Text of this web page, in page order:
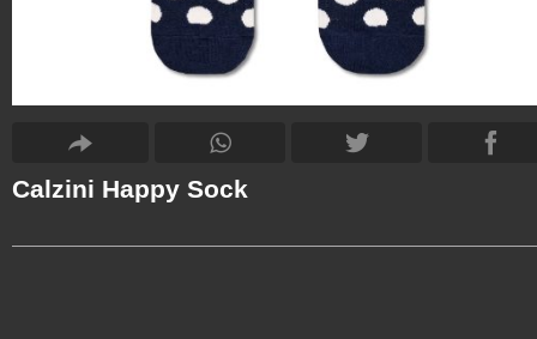
Calzini Happy Sock